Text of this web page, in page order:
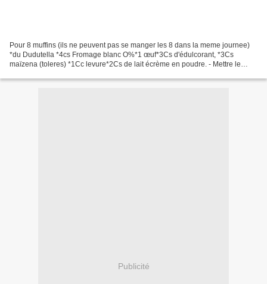
Pour 8 muffins (ils ne peuvent pas se manger les 8 dans la meme journee)
*du Dudutella *4cs Fromage blanc O%*1 œuf*3Cs d'édulcorant, *3Cs
maïzena (toleres) *1Cc levure*2Cs de lait écrème en poudre. - Mettre le
Publicité